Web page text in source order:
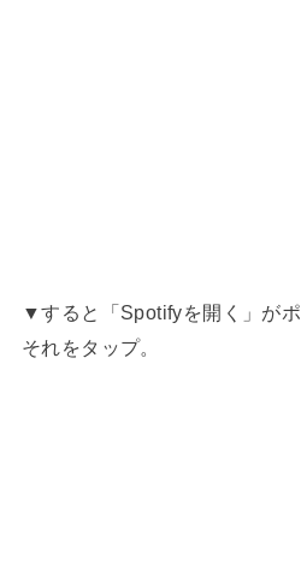
▼すると「Spotifyを開く」がポ
それをタップ。